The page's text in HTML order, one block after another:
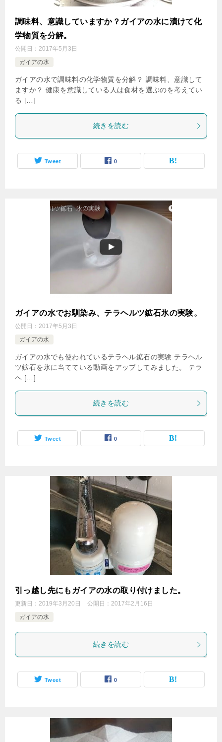
調味料、意識していますか？ガイアの水に漬けて化
学物質を分解。
公開日： 2017年5月3日
ガイアの水
ガイアの水で調味料の化学物質を分解？ 調味料、意識して
ますか？ 健康を意識している人は食材を選ぶのを考えてい
る […]
続きを読む
Tweet 0
ガイアの水でお馴染み、テラヘルツ鉱石氷の実験。
公開日： 2017年5月3日
ガイアの水
ガイアの水でも使われているテラヘル鉱石の実験 テラヘル
ツ鉱石を氷に当てている動画をアップしてみました。 テラ
ヘ […]
続きを読む
Tweet 0
引っ越し先にもガイアの水の取り付けました。
更新日： 2019年3月20日 公開日： 2017年2月16日
ガイアの水
続きを読む
Tweet 0